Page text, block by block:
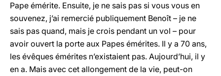
Pape émérite. Ensuite, je ne sais pas si vous vous en
souvenez, j’ai remercié publiquement Benoît – je ne
sais pas quand, mais je crois pendant un vol – pour
avoir ouvert la porte aux Papes émérites. Il y a 70 ans,
les évêques émérites n’existaient pas. Aujourd’hui, il y
en a. Mais avec cet allongement de la vie, peut-on